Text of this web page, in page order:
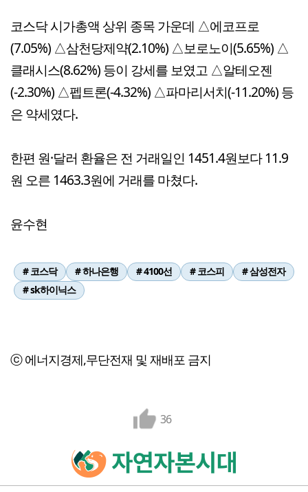
코스닥 시가총액 상위 종목 가운데 △에코프로
(7.05%) △삼천당제약(2.10%) △보로노이(5.65%) △
클래시스(8.62%) 등이 강세를 보였고 △알테오젠
(-2.30%) △펩트론(-4.32%) △파마리서치(-11.20%) 등
은 약세였다.
한편 원·달러 환율은 전 거래일인 1451.4원보다 11.9
원 오른 1463.3원에 거래를 마쳤다.
윤수현
# 코스닥 # 하나은행 # 4100선 # 코스피
# 삼성전자
# sk하이닉스
ⓒ 에너지경제,무단전재 및 재배포 금지
36